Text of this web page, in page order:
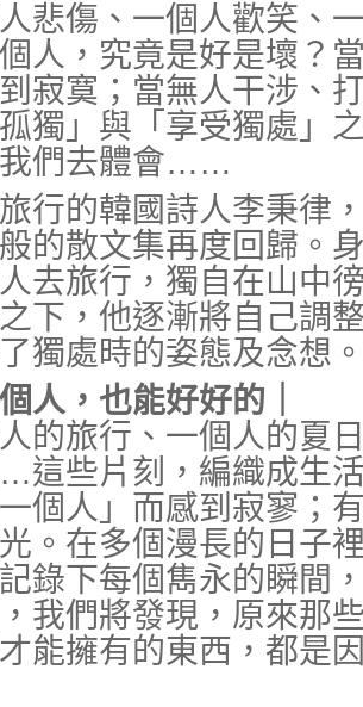
傷、一個人歡笑、一
，究竟是好是壞？
寂寞；當無人干涉、
獨」與「享受獨處」
我們去體會……
的韓國詩人李秉律，
的散文集再度回歸。
去旅行，獨自在山中
下，他逐漸將自己調
獨處時的姿態及念想
人，也能好好的｜
旅行、一個人的夏日
些片刻，編織成生
個人」而感到寂寥；
。在多個漫長的日子
錄下每個雋永的瞬間
我們將發現，原來那
能擁有的東西，都是